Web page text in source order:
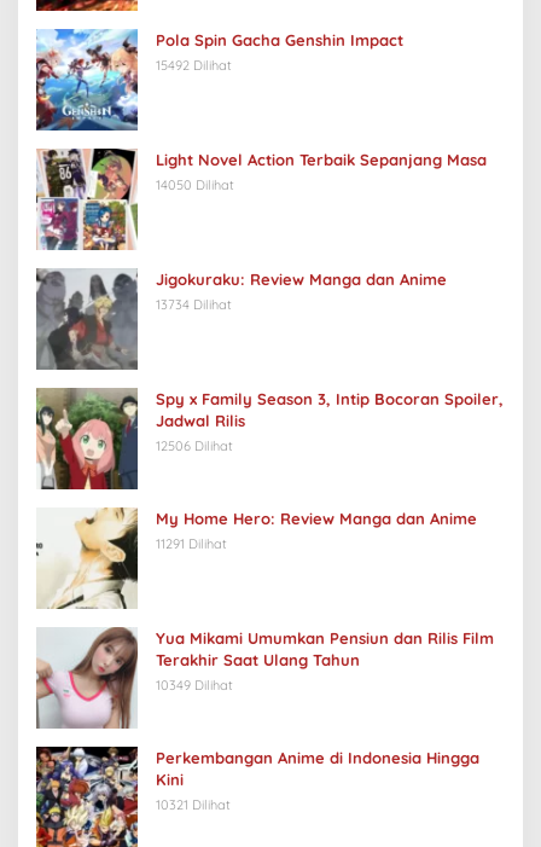
Pola Spin Gacha Genshin Impact
15492 Dilihat
Light Novel Action Terbaik Sepanjang Masa
14050 Dilihat
Jigokuraku: Review Manga dan Anime
13734 Dilihat
Spy x Family Season 3, Intip Bocoran Spoiler,
Jadwal Rilis
12506 Dilihat
My Home Hero: Review Manga dan Anime
11291 Dilihat
Yua Mikami Umumkan Pensiun dan Rilis Film
Terakhir Saat Ulang Tahun
10349 Dilihat
Perkembangan Anime di Indonesia Hingga
Kini
10321 Dilihat